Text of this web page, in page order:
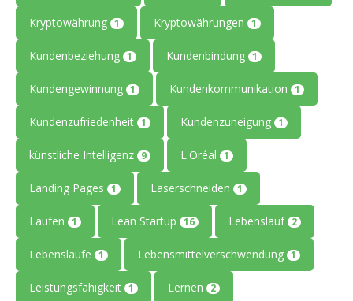
Kryptowährung 1 Kryptowährungen 1
Kundenbeziehung 1 Kundenbindung 1
Kundengewinnung 1 Kundenkommunikation 1
Kundenzufriedenheit 1 Kundenzuneigung 1
künstliche Intelligenz 9 L'Oréal 1
Landing Pages 1 Laserschneiden 1
Laufen 1 Lean Startup 16 Lebenslauf 2
Lebensläufe 1 Lebensmittelverschwendung 1
Leistungsfähigkeit 1 Lernen 2